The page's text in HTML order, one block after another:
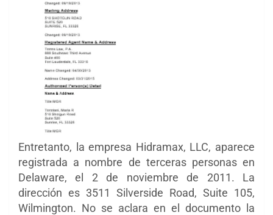
Entretanto, la empresa Hidramax, LLC, aparece
registrada a nombre de terceras personas en
Delaware, el 2 de noviembre de 2011. La
dirección es 3511 Silverside Road, Suite 105,
Wilmington. No se aclara en el documento la